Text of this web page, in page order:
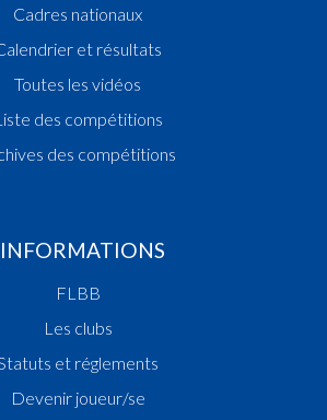
Cadres nationaux
et résultats
Toutes les vidéos
des compétitions
des compétitions
INFORMATIONS
FLBB
Les clubs
et réglements
Devenir joueur/se